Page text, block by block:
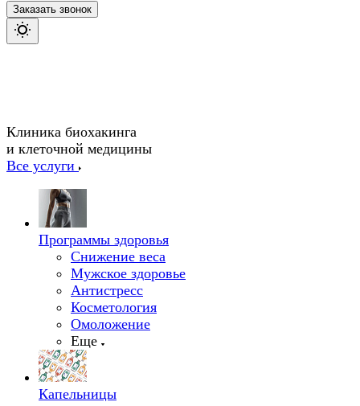
Заказать звонок
Клиника биохакинга
и клеточной медицины
Все услуги
Программы здоровья
Снижение веса
Мужское здоровье
Антистресс
Косметология
Омоложение
Еще
Капельницы